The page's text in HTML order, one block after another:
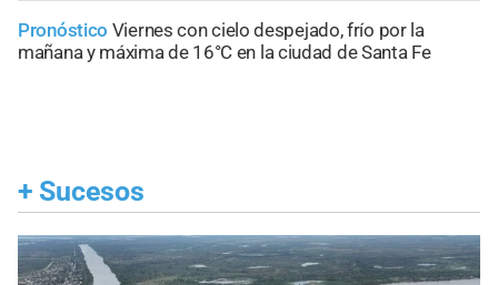
Pronóstico Viernes con cielo despejado, frío por la
mañana y máxima de 16°C en la ciudad de Santa Fe
+ Sucesos